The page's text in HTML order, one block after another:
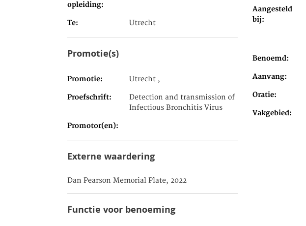
opleiding
Te Utrecht
Promotie(s)
Promotie Utrecht ,
Proefschrift
Detection and transmission of
Infectious Bronchitis Virus
Promotor(en)
Externe waardering
Dan Pearson Memorial Plate, 2022
Functie voor benoeming
Aangesteld
bij
Benoemd
Aanvang
Oratie
Vakgebied